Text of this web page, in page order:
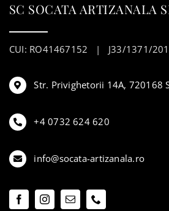
SC SOCATA ARTIZANALA
CUI: RO41467152 | J33/1371/
Str. Privighetorii 14A, 720168
+4 0732 624 620
info@socata-artizanala.ro